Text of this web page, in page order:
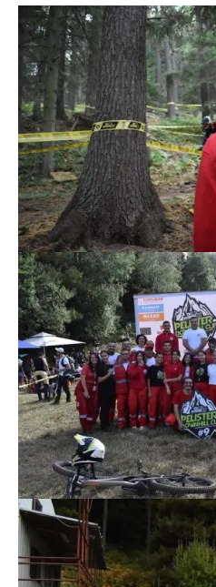
ЗАКОН
СТАТУТ
РАКОВОДЕН
СТРУКТУРА И
MЕЃУНАРОДНО
ПРОМОЦИЈА НА
УПОТРЕБА И
СОЦИЈАЛНО
КАКО ДА
ПОДГОТВЕНОСТ И
ТИМОВИ
СПАСИТЕЛНА